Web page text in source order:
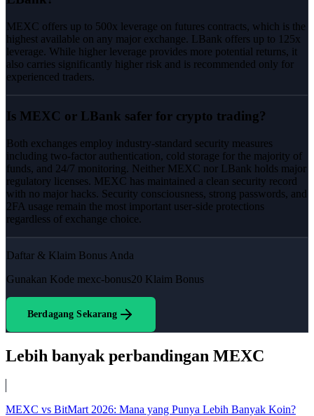
MEXC offers up to 500x leverage on futures contracts, which is the
highest available on any major exchange. LBank offers up to 125x
leverage. While higher leverage provides more potential returns, it
also carries significantly higher risk and is recommended only for
experienced traders.
Is MEXC or LBank safer for crypto trading?
Both exchanges employ industry-standard security measures
including two-factor authentication, cold storage for the majority of
funds, and 24/7 monitoring. Neither MEXC nor LBank holds major
regulatory licenses. MEXC has maintained a clean security record
with no major hacks. Security consciousness, strong passwords, and
2FA usage remain the most important user-side protections
regardless of exchange choice.
Daftar & Klaim Bonus Anda
Gunakan Kode mexc-bonus20 Klaim Bonus
Berdagang Sekarang
Lebih banyak perbandingan MEXC
MEXC vs BitMart 2026: Mana yang Punya Lebih Banyak Koin?